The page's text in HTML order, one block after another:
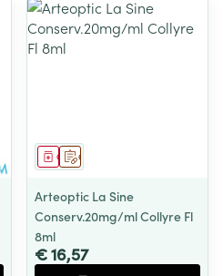
Op voorschrift
Geneesmiddel
Arteoptic La Sine
Conserv.20mg/ml Collyre Fl
8ml
€ 16,57